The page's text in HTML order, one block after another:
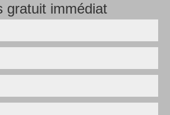
gratuit immédiat